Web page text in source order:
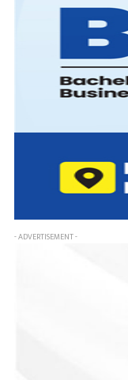
- ADVERTISEMENT -